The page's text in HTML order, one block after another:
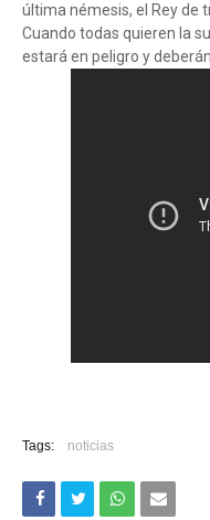
última némesis, el Rey de
Cuando todas quieren la
estará en peligro y
Tags: noticias